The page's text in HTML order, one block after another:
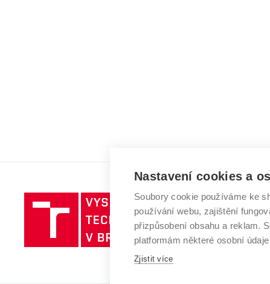
Vysoké
učení
technické
v
Nastavení cookies a
Soubory cookie používáme ke
používání webu, zajištění
přizpůsobení obsahu a reklam.
platformám některé osobní
Zjistit více